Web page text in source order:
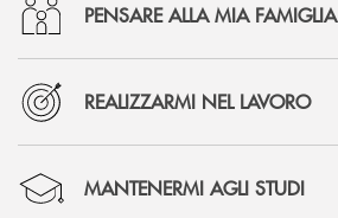
PENSARE ALLA MIA FAMIGLIA
REALIZZARMI NEL LAVORO
MANTENERMI AGLI STUDI